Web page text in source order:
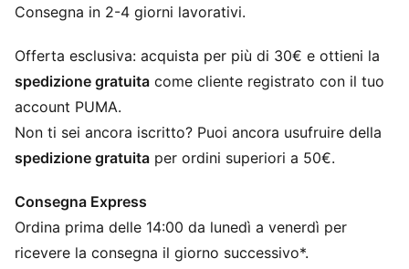
Realizzato al 100% in materiale riciclato, escluse
DETTAGLI
Vestibilità: Regolare
Lunghezza sopra il ginocchio
Tasche laterali
Fascia elasticizzata in vita con coulisse
sedici anni
Consegna in 2-4 giorni lavorativi.
Offerta esclusiva: acquista per più di 30€ e ottieni la
spedizione gratuita come cliente registrato con il tuo
account PUMA.
Non ti sei ancora iscritto? Puoi ancora usufruire della
spedizione gratuita per ordini superiori a 50€.
Consegna Express
Ordina prima delle 14:00 da lunedì a venerdì per
ricevere la consegna il giorno successivo*.